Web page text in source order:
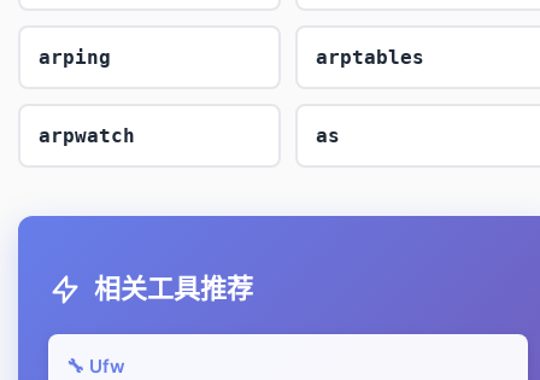
arping arptables
arpwatch as
相关工具推荐
🔧 Ufw